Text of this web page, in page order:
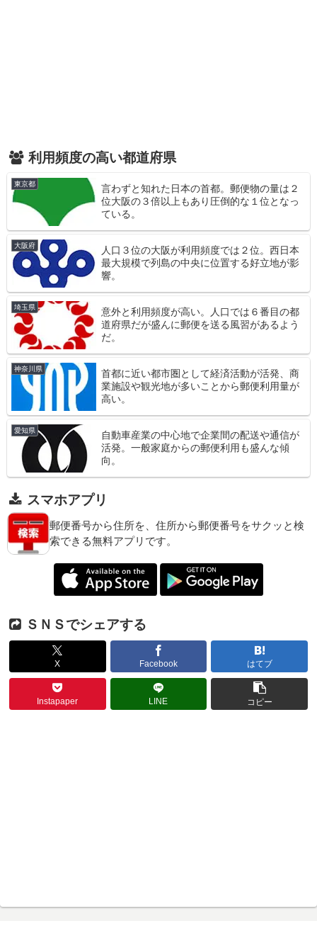
利用頻度の高い都道府県
東京都
言わずと知れた日本の首都。郵便物の量は２
位大阪の３倍以上もあり圧倒的な１位となっ
ている。
大阪府
人口３位の大阪が利用頻度では２位。西日本
最大規模で列島の中央に位置する好立地が影
響。
埼玉県
意外と利用頻度が高い。人口では６番目の都
道府県だが盛んに郵便を送る風習があるよう
だ。
神奈川県
首都に近い都市圏として経済活動が活発、商
業施設や観光地が多いことから郵便利用量が
高い。
愛知県
自動車産業の中心地で企業間の配送や通信が
活発。一般家庭からの郵便利用も盛んな傾
向。
スマホアプリ
郵便番号から住所を、住所から郵便番号をサクッと検
索できる無料アプリです。
ＳＮＳでシェアする
X Facebook はてブ
Instapaper LINE コピー